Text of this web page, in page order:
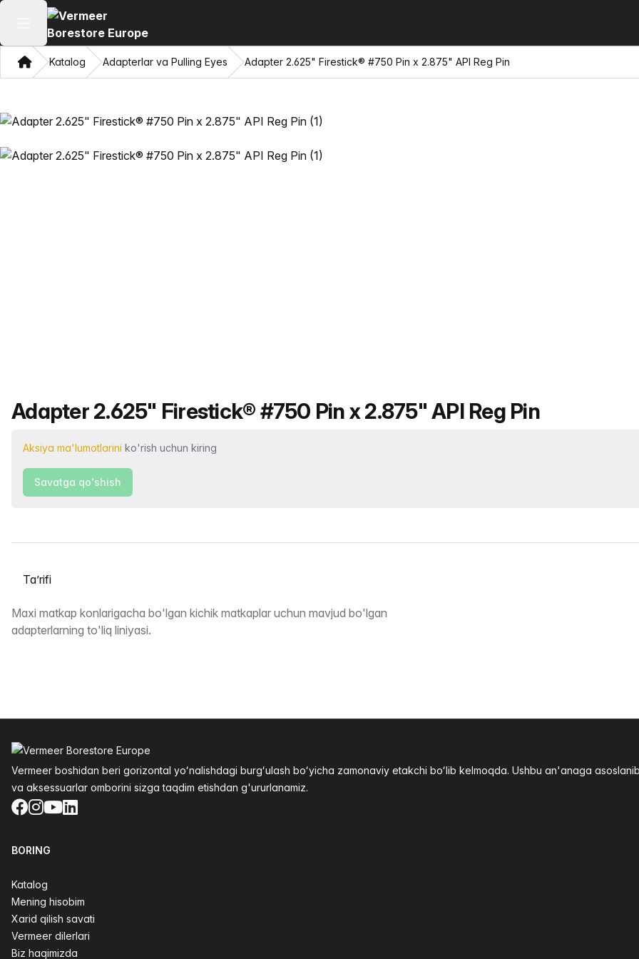
Asosiy menyuni ochish
Bosh sahifa
Katalog Adapterlar va Pulling Eyes Adapter 2.625" Firestick® #750 Pin x 2.875" API Reg Pin
Mahsulot nomi
Adapter 2.625" Firestick® #750 Pin x 2.875" API Reg Pin
Aksiya ma'lumotlarini ko'rish uchun kiring
Savatga qo'shish
Yorliqni tanlash
Taʼrifi
Maxi matkap konlarigacha bo'lgan kichik matkaplar uchun mavjud bo'lgan
adapterlarning to'liq liniyasi.
Vermeer boshidan beri gorizontal yoʻnalishdagi burgʻulash boʻyicha zamonaviy etakchi boʻlib kelmoqda. Ushbu an'anaga
va aksessuarlar omborini sizga taqdim etishdan g'ururlanamiz.
Facebook
Instagram
YouTube
LinkedIn
BORING
Katalog
Mening hisobim
Xarid qilish savati
Vermeer dilerlari
Biz haqimizda